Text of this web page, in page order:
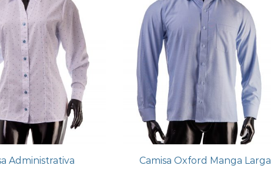
Administrativa Camisa Oxford Manga Larga